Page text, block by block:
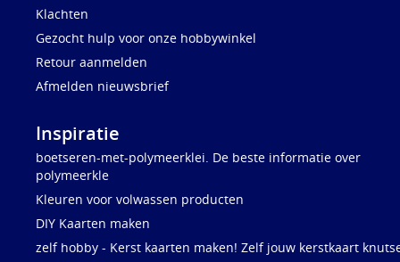
Klachten
Gezocht hulp voor onze hobbywinkel
Retour aanmelden
Afmelden nieuwsbrief
Inspiratie
boetseren-met-polymeerklei. De beste informatie over
polymeerkle
Kleuren voor volwassen producten
DIY Kaarten maken
zelf hobby - Kerst kaarten maken! Zelf jouw kerstkaart